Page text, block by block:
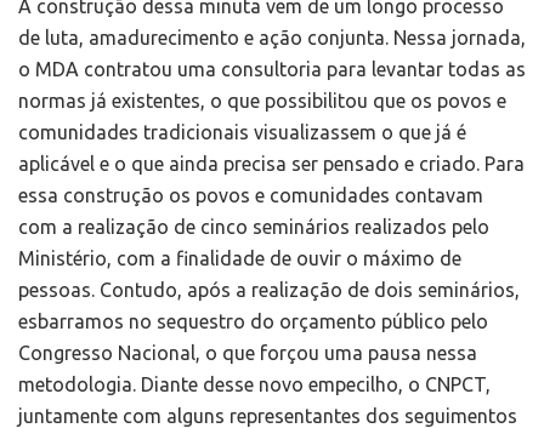
A construção dessa minuta vem de um longo processo
de luta, amadurecimento e ação conjunta. Nessa jornada,
o MDA contratou uma consultoria para levantar todas as
normas já existentes, o que possibilitou que os povos e
comunidades tradicionais visualizassem o que já é
aplicável e o que ainda precisa ser pensado e criado. Para
essa construção os povos e comunidades contavam
com a realização de cinco seminários realizados pelo
Ministério, com a finalidade de ouvir o máximo de
pessoas. Contudo, após a realização de dois seminários,
esbarramos no sequestro do orçamento público pelo
Congresso Nacional, o que forçou uma pausa nessa
metodologia. Diante desse novo empecilho, o CNPCT,
juntamente com alguns representantes dos seguimentos